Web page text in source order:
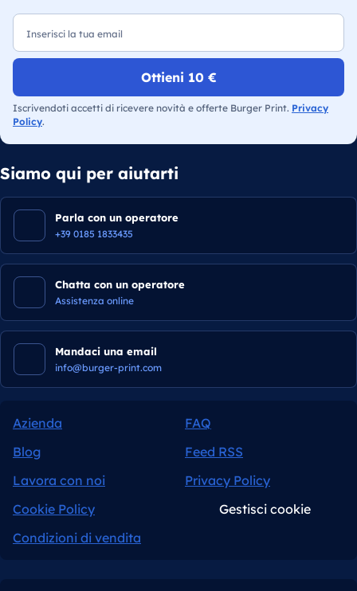
Ottieni 10 €
Iscrivendoti accetti di ricevere novità e offerte Burger Print. Privacy
Policy.
Siamo qui per aiutarti
Parla con un operatore
+39 0185 1833435
Chatta con un operatore
Assistenza online
Mandaci una email
info@burger-print.com
Azienda
FAQ
Blog
Feed RSS
Lavora con noi
Privacy Policy
Cookie Policy
Gestisci cookie
Condizioni di vendita